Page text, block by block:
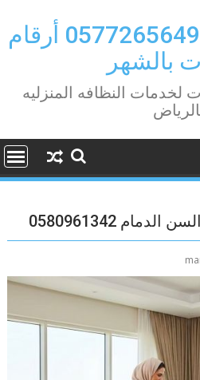
0583707749- 0577265649 أرقام
بالشهر
لخدمات النظافه المنزليه
0580961342